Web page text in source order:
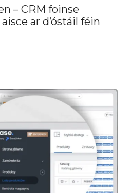
– CRM foinse
ar d’óstáil féin